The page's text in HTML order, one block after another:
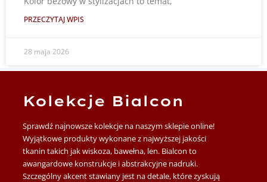
PRZECZYTAJ WPIS
28 maja 2026
Kolekcje Bialcon
Sprawdź najnowsze kolekcje na naszym sklepie online!
Wyjątkowe produkty wykonane z najwyższej jakości
tkanin takich jak wiskoza, bawełna, len. Bialcon to
awangardowe konstrukcje i abstrakcyjne nadruki.
Szczególny akcent stawiany jest na detale, które zyskują